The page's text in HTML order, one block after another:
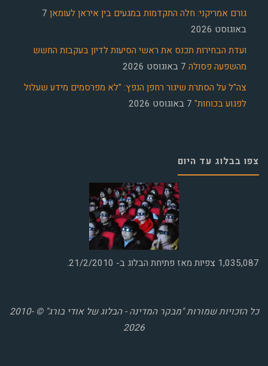
גורם אמריקני: חלה התקדמות במגעים בין איראן לעומאן 7
באוגוסט 2026
ועדת הבחירות תכנס את ראשי הסיעות לדיון בעקבות החשש
מהשפעה פסולה 7 באוגוסט 2026
צה"ל על הסתרת שיגור רחפן הנפץ: "לא מפרסמים מידע שעלול
לפגוע בכוחות" 7 באוגוסט 2026
צפו בבלוג עד היום
1,035,087 צפיות מאז פתיחת הבלוג ב- 21/2/2010.
כל הזכויות שמורות "מבקר המדינה - הבלוג של אודי בורג" © 2010-
2026